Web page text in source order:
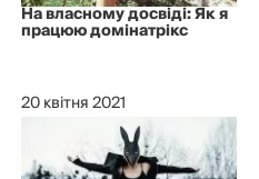
На власному досвіді: Як я
працюю домінатрікс
20 квітня 2021